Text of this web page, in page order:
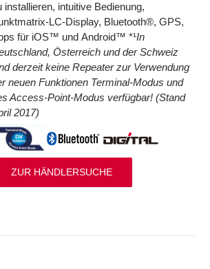
installieren, intuitive Bedienung,
LC-Display, Bluetooth®, GPS,
für iOS™ und Android™ *¹In
Österreich und der Schweiz
derzeit keine Repeater zur Verwendung
neuen Funktionen Terminal-Modus und
Access-Point-Modus verfügbar! (Stand
2017)
ZUR HÄNDLERSUCHE